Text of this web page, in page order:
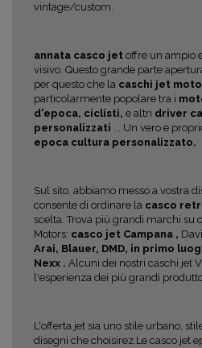
vintage/custom.
annata casco jet offre un ampio
visivo. Questo grande parte
per questo che la caschi jet moto
particolarmente popolare tra i
d'epoca, ciclisti, e altri driver
personalizzati ... Un vero e
epoca cultura personalizzato.
Sul sito, abbiamo messo a vostra
consente di ordinare la casco
scelta. Trova più grandi marchi su
Motors: casco jet Campana ,
Arai, Blauer, DMD, in primo
Nexx . Alcuni dei nostri caschi jet
l'esperienza dei più grandi
L'offerta jet sia uno stile urbano,
disegni che choisirez.Le casco jet